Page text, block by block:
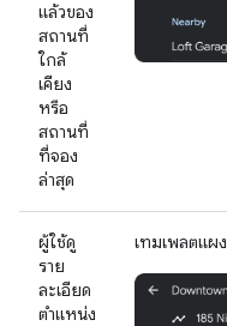
แล้วของ
สถานที่
ใกล้
เคียง
หรือ
สถานที่
ที่จอง
ล่าสุด
ผู้ใช้ดู
ราย
ละเอียด
ตำแหน่ง
เทมเพลตแผง